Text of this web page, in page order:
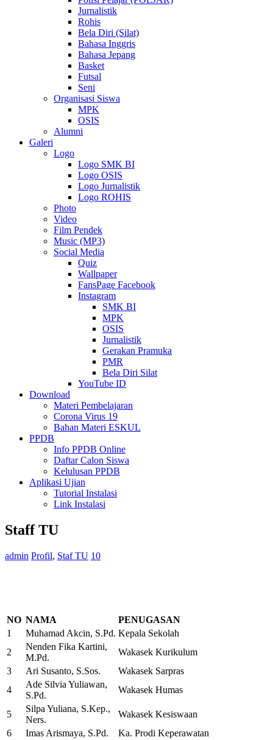
Jurnalistik
Rohis
Bela Diri (Silat)
Bahasa Inggris
Bahasa Jepang
Basket
Futsal
Seni
Organisasi Siswa
MPK
OSIS
Alumni
Galeri
Logo
Logo SMK BI
Logo OSIS
Logo Jurnalistik
Logo ROHIS
Photo
Video
Film Pendek
Music (MP3)
Social Media
Quiz
Wallpaper
FansPage Facebook
Instagram
SMK BI
MPK
OSIS
Jurnalistik
Gerakan Pramuka
PMR
Bela Diri Silat
YouTube ID
Download
Materi Pembelajaran
Corona Virus 19
Bahan Materi ESKUL
PPDB
Info PPDB Online
Daftar Calon Siswa
Kelulusan PPDB
Aplikasi Ujian
Tutorial Instalasi
Link Instalasi
Staff TU
admin Profil, Staf TU 10
NO NAMA
PENUGASAN
1
Muhamad Akcin, S.Pd. Kepala Sekolah
2
Nenden Fika Kartini,
M.Pd.
Wakasek Kurikulum
3
Ari Susanto, S.Sos.
Wakasek Sarpras
4
Ade Silvia Yuliawan,
S.Pd.
Wakasek Humas
5
Silpa Yuliana, S.Kep.,
Ners.
Wakasek Kesiswaan
6
Imas Arismaya, S.Pd.
Ka. Prodi Keperawatan